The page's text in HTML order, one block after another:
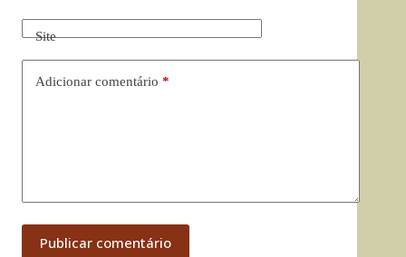
Site
Adicionar comentário *
Publicar comentário